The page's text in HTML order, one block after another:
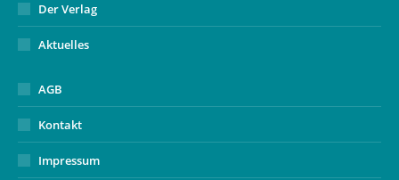
Der Verlag
Aktuelles
AGB
Kontakt
Impressum